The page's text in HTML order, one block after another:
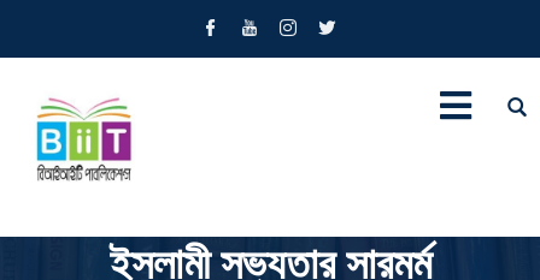
ইসলামী সভ্যতার সারমর্ম